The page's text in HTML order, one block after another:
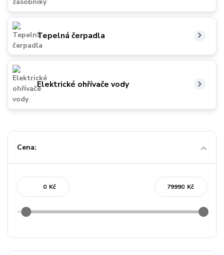
Tepelná čerpadla
Elektrické ohřívače vody
Cena:
Kč Kč